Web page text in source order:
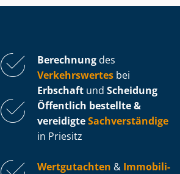
Berechnung des
Verkehrswertes bei
Erbschaft und Scheidung
Öffentlich bestellte &
vereidigteSachverständige
in Priesitz
Wertgutachten & Im­mo­bi­li­